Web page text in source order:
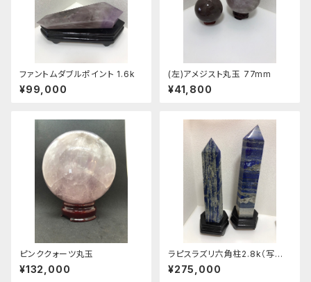
ファントムダブルポイント 1.6k
¥99,000
(左)アメジスト丸玉 77mm
¥41,800
ピンククォーツ丸玉
¥132,000
ラピスラズリ六角柱2.8k（写真
右）
¥275,000